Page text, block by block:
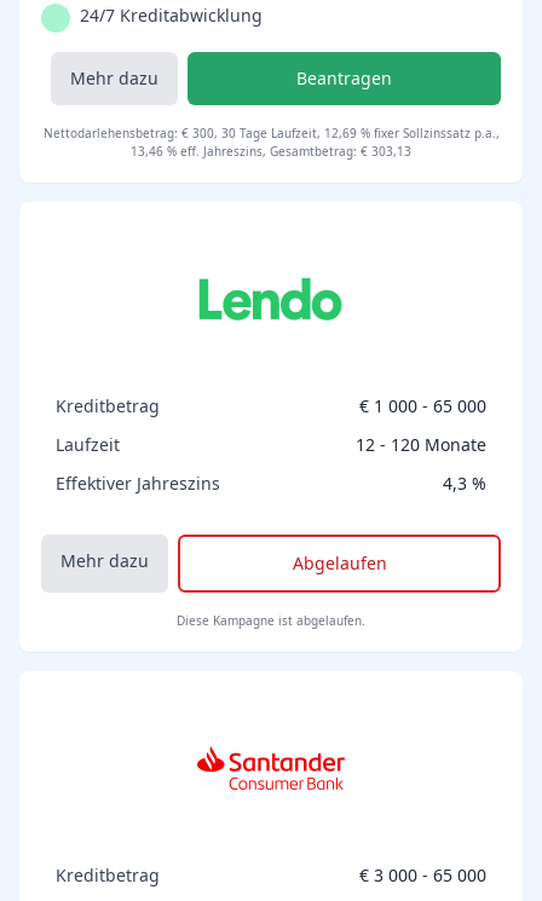
24/7 Kreditabwicklung
Mehr dazu Beantragen
Nettodarlehensbetrag: € 300, 30 Tage Laufzeit, 12,69 % fixer Sollzinssatz p.a.,
13,46 % eff. Jahreszins, Gesamtbetrag: € 303,13
Kreditbetrag
€ 1 000 - 65 000
Laufzeit
12 - 120 Monate
Effektiver Jahreszins
4,3 %
Mehr dazu Abgelaufen
Diese Kampagne ist abgelaufen.
Kreditbetrag
€ 3 000 - 65 000